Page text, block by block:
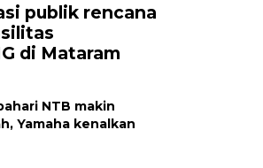
publik rencana
di Mataram
NTB makin
Yamaha kenalkan